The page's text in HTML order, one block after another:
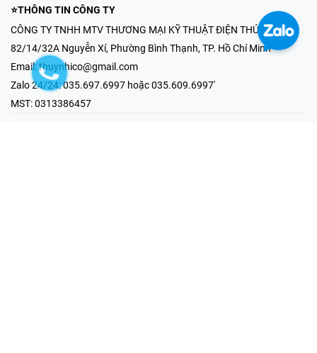
⭐THÔNG TIN CÔNG TY
CÔNG TY TNHH MTV THƯƠNG MẠI KỸ THUẬT ĐIỆN THÚY NHI
82/14/32A Nguyễn Xí, Phường Bình Thạnh, TP. Hồ Chí Minh
Email: thuynhico@gmail.com
Zalo 24/24:035.697.6997 hoặc 035.609.6997'
MST:0313386457